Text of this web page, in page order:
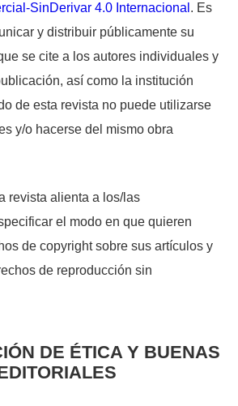
SinDerivar 4.0 Internacional . Es
y distribuir públicamente su
se cite a los autores individuales y
así como la institución
de esta revista no puede utilizarse
y/o hacerse del mismo obra
revista alienta a los/las
el modo en que quieren
de copyright sobre sus artículos y
de reproducción sin
DE ÉTICA Y BUENAS